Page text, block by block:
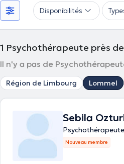
Disponibilités
1 Psychothérapeute près
Il n'y a pas de
Région de Limbourg Lommel
Sebila
Psychothérapeute
Nouveau membre